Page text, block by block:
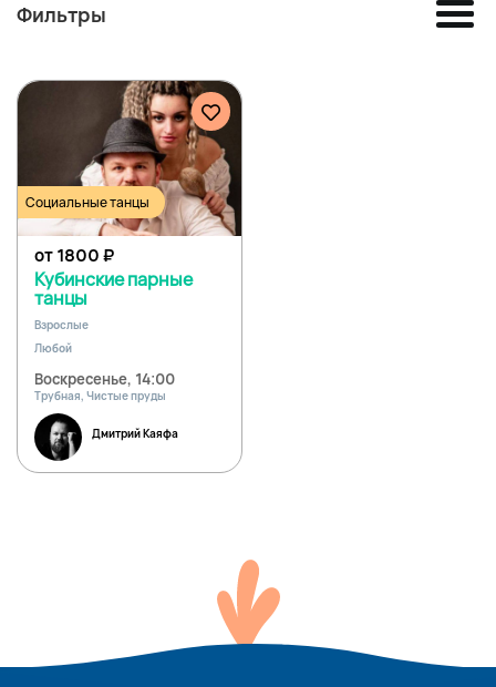
Фильтры
Социальные танцы
от 1800₽
Кубинские парные
танцы
Взрослые
Любой
Воскресенье, 14:00
Трубная, Чистые пруды
Дмитрий Каяфа